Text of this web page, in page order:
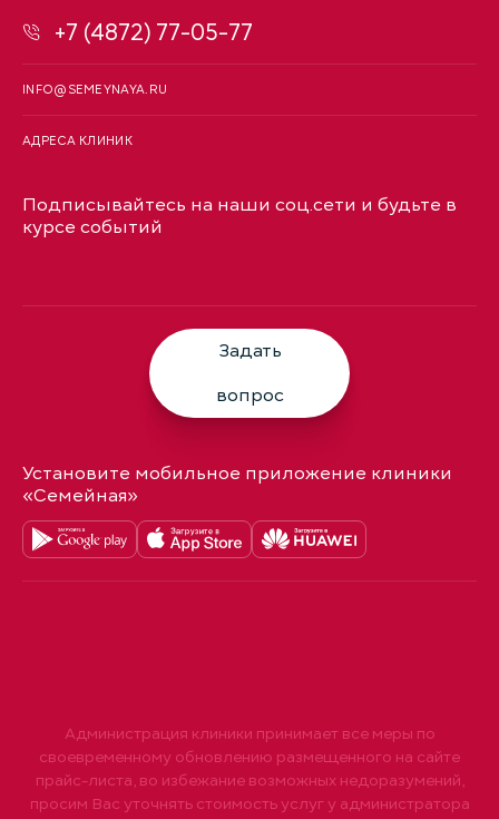
+7 (4872) 77-05-77
INFO@SEMEYNAYA.RU
АДРЕСА КЛИНИК
Подписывайтесь на наши соц.сети и будьте в
курсе событий
Задать
вопрос
Установите мобильное приложение клиники
«Семейная»
Администрация клиники принимает все меры по
своевременному обновлению размещенного на сайте
прайс-листа, во избежание возможных недоразумений,
просим Вас уточнять стоимость услуг у администратора